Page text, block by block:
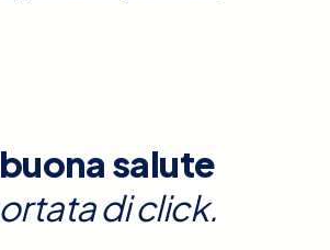
salute
di click.